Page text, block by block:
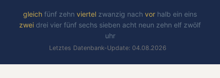
gleich fünf zehn viertel zwanzig nach vor halb ein eins
zwei drei vier fünf sechs sieben acht neun zehn elf zwölf
uhr
Letztes Datenbank-Update: 04.08.2026